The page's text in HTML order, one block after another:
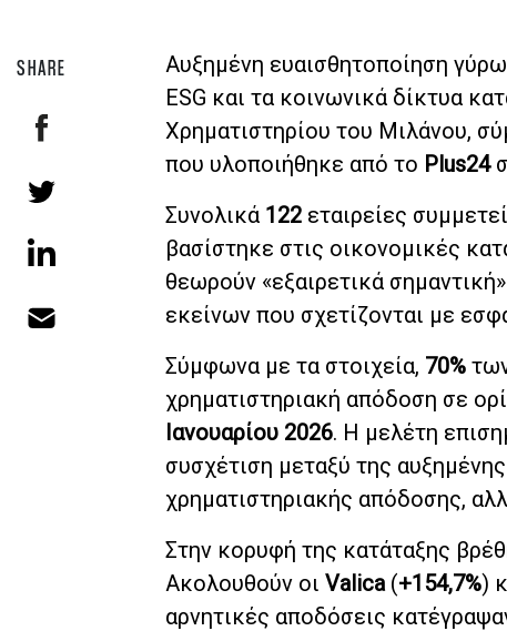
SHARE
Αυξημένη ευαισθητοποίηση
ESG και τα κοινωνικά δίκτυα
Χρηματιστηρίου του Μιλάνου,
που υλοποιήθηκε από το Plus24
Συνολικά 122 εταιρείες
βασίστηκε στις οικονομικές
θεωρούν «εξαιρετικά
εκείνων που σχετίζονται με
Σύμφωνα με τα στοιχεία, 70%
χρηματιστηριακή απόδοση σε
Ιανουαρίου 2026. Η μελέτη
συσχέτιση μεταξύ της
χρηματιστηριακής απόδοσης,
Στην κορυφή της κατάταξης
Ακολουθούν οι Valica (+154,7%)
αρνητικές αποδόσεις